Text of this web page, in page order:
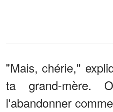
"Mais, chérie,"
ta grand-mère.
l'abandonner